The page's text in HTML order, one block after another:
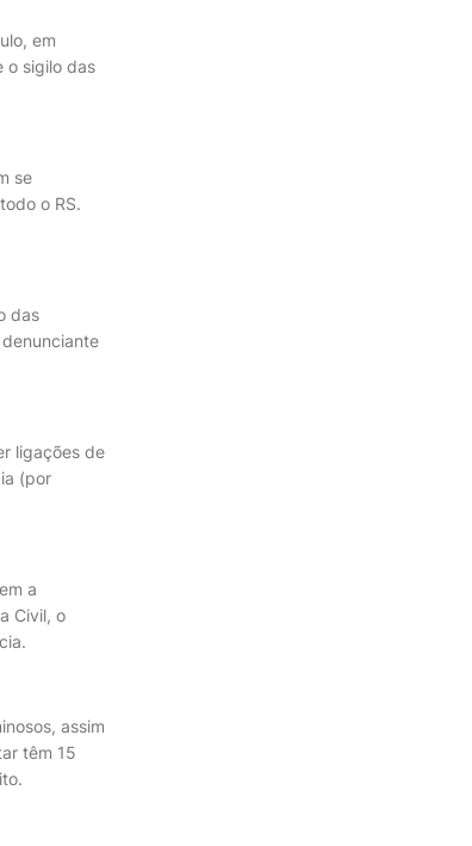
em
o sigilo das
se
o RS.
das
ligações de
(por
a
Civil, o
assim
têm 15